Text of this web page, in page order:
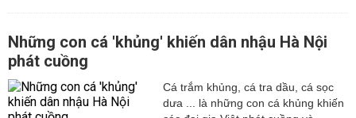
Những con cá 'khủng' khiến dân nhậu Hà Nội
phát cuồng
Cá trắm khủng, cá tra dầu, cá sọc
dưa ... là những con cá khủng khiến